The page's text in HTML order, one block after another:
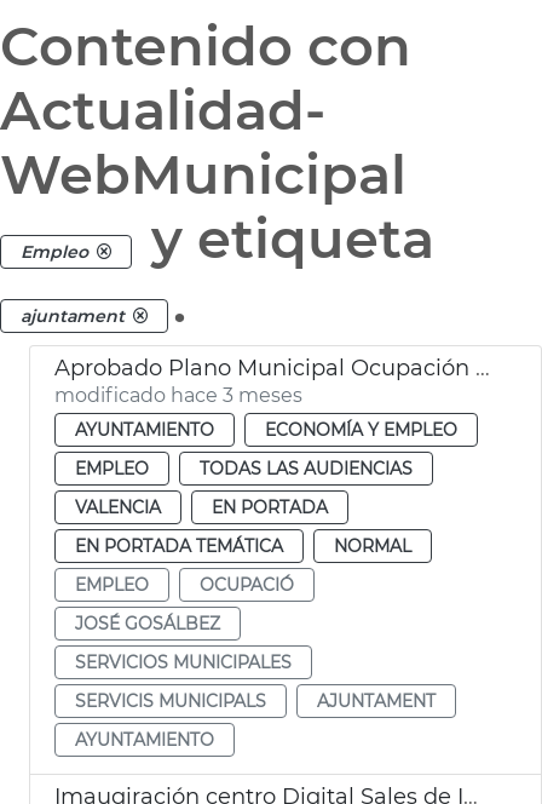
Contenido con
Actualidad-
WebMunicipal
Empleo y etiqueta
ajuntament .
Aprobado Plano Municipal Ocupación València con 219 contratos
modificado hace 3 meses
AYUNTAMIENTO
ECONOMÍA Y EMPLEO
EMPLEO
TODAS LAS AUDIENCIAS
VALENCIA
EN PORTADA
EN PORTADA TEMÁTICA
NORMAL
EMPLEO
OCUPACIÓ
JOSÉ GOSÁLBEZ
SERVICIOS MUNICIPALES
SERVICIS MUNICIPALS
AJUNTAMENT
AYUNTAMIENTO
Imaugiración centro Digital Sales de IBM en València